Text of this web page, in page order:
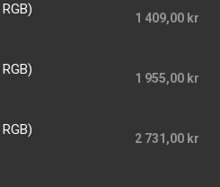
1 409,00 kr
1 955,00 kr
2 731,00 kr